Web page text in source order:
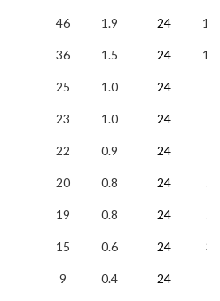
46 1.9 24 15
36 1.5 24 11
25 1.0 24
23 1.0 24
22 0.9 24
20 0.8 24
19 0.8 24
15 0.6 24 3
9 0.4 24